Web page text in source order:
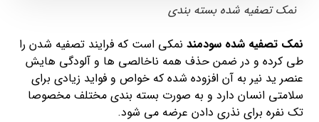
نمک تصفیه شده بسته بندی
نمک تصفیه شده سودمند نمکی است که فرایند تصفیه شدن را
طی کرده و در ضمن حذف همه ناخالصی ها و آلودگی هایش
عنصر ید نیر به آن افزوده شده که خواص و فواید زیادی برای
سلامتی انسان دارد و به صورت بسته بندی مختلف مخصوصا
تک نفره برای نذری دادن عرضه می شود.